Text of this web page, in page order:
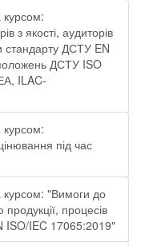
курсом:
з якості, аудиторів
стандарту ДСТУ EN
ДСТУ ISO
ILAC-
курсом:
під час
курсом: "Вимоги до
процесів
ISO/IEC 17065:2019"